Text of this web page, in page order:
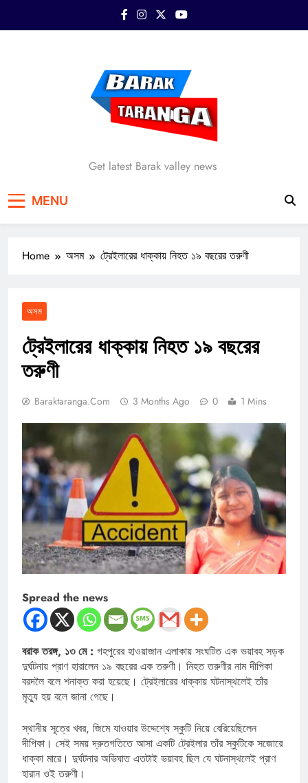
Barak Taranga
Get latest Barak valley news
MENU
Home অসম ট্রেইলারের ধাক্কায় নিহত ১৯ বছরের তরুণী
অসম
ট্রেইলারের ধাক্কায় নিহত ১৯ বছরের
তরুণী
Baraktaranga.com 3 Months Ago 0 1 Mins
Spread the news
বরাক তরঙ্গ, ১৩ মে : গহপুরের হাওয়াজান এলাকায় সংঘটিত এক ভয়াবহ সড়ক
দুর্ঘটনায় প্রাণ হারালেন ১৯ বছরের এক তরুণী। নিহত তরুণীর নাম দীপিকা
বরদলৈ বলে শনাক্ত করা হয়েছে। ট্রেইলারের ধাক্কায় ঘটনাস্থলেই তাঁর
মৃত্যু হয় বলে জানা গেছে।
স্থানীয় সূত্রে খবর, জিমে যাওয়ার উদ্দেশ্যে স্কুটি নিয়ে বেরিয়েছিলেন
দীপিকা। সেই সময় দ্রুতগতিতে আসা একটি ট্রেইলার তাঁর স্কুটিকে সজোরে
ধাক্কা মারে। দুর্ঘটনার অভিঘাত এতটাই ভয়াবহ ছিল যে ঘটনাস্থলেই প্রাণ
হারান ওই তরুণী।